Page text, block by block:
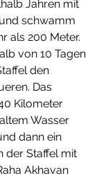
Jahren mit
schwamm
als 200 Meter.
von 10 Tagen
den
Das
Kilometer
Wasser
dann ein
der Staffel mit
Akhavan